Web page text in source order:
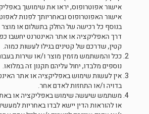
אישור אפוטרופוס, יראו את שימושך
אישור האפוטרופוס ובאחריותך לפנות
בנוסף כל רכישה של החלק בתשלום או מוצר
דרך האפליקציה או אתר האינטרנט יחשבו
קטין, שדרכם של קטינים בגילו לעשות כמוה.
ככל והמשתמש מזמין מוצר ו/או שירות
נוספים מלבדו, יחול עליהם תקנון זה במלואו.
אין לעשות שימוש באפליקציה או אתר
בדויה ו/או התחזות לאדם אחר.
משתמש שיעשה שימוש באפליקציה או
או להוראות הדין יישא לבדו באחריות